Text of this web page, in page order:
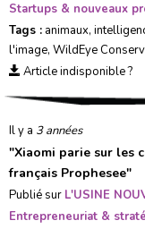
Startups & nouveaux
Tags : animaux,
l'image, WildEye
Article indisponible ?
Il y a 3 années
"Xiaomi parie sur les
français Prophesee"
Publié sur L'USINE
Entrepreneuriat &